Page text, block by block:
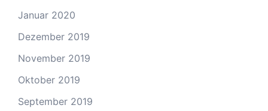
Januar 2020
Dezember 2019
November 2019
Oktober 2019
September 2019